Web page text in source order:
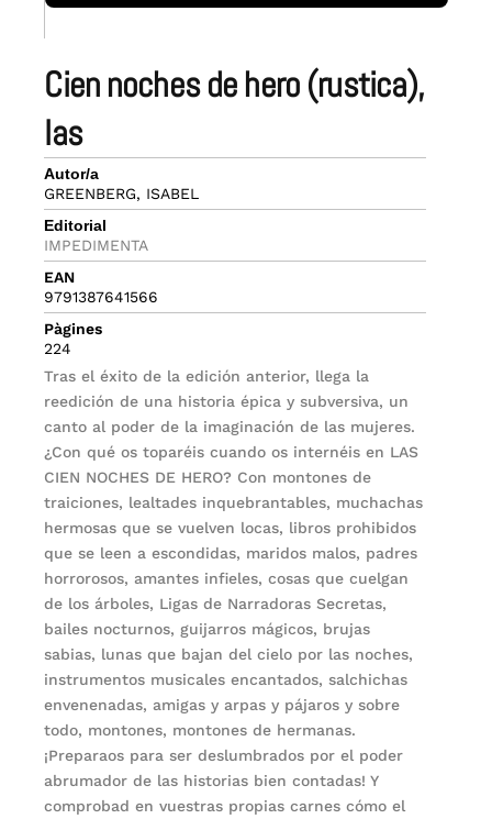
cien noches de hero (rustica),
las
Autor/a
GREENBERG, ISABEL
Editorial
IMPEDIMENTA
EAN
9791387641566
Pàgines
224
Tras el éxito de la edición anterior, llega la
reedición de una historia épica y subversiva, un
canto al poder de la imaginación de las mujeres.
¿Con qué os toparéis cuando os internéis en LAS
CIEN NOCHES DE HERO? Con montones de
traiciones, lealtades inquebrantables, muchachas
hermosas que se vuelven locas, libros prohibidos
que se leen a escondidas, maridos malos, padres
horrorosos, amantes infieles, cosas que cuelgan
de los árboles, Ligas de Narradoras Secretas,
bailes nocturnos, guijarros mágicos, brujas
sabias, lunas que bajan del cielo por las noches,
instrumentos musicales encantados, salchichas
envenenadas, amigas y arpas y pájaros y sobre
todo, montones, montones de hermanas.
¡Preparaos para ser deslumbrados por el poder
abrumador de las historias bien contadas! Y
comprobad en vuestras propias carnes cómo el